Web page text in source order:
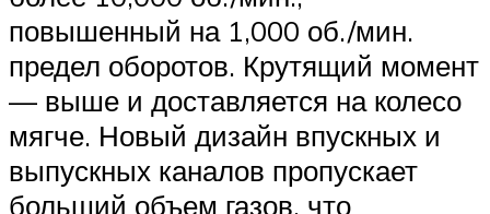
повышенный на 1,000 об./мин.
предел оборотов. Крутящий момент
— выше и доставляется на колесо
мягче. Новый дизайн впускных и
выпускных каналов пропускает
больший объем газов, что